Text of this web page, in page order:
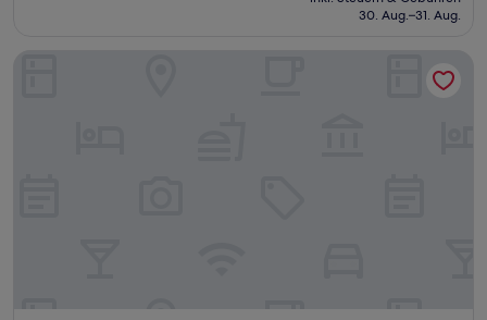
beträgt
30. Aug.–31. Aug.
Hotel Rector